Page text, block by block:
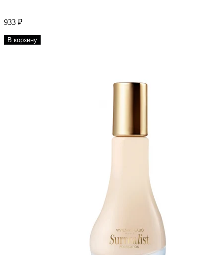
933 ₽
В корзину